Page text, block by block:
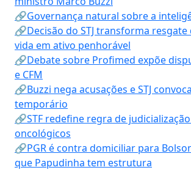
🔗Governança natural sobre a
🔗Decisão do STJ transforma
vida em ativo penhorável
🔗Debate sobre Profimed expõe
e CFM
🔗Buzzi nega acusações e STJ
temporário
🔗STF redefine regra de
oncológicos
🔗PGR é contra domiciliar para
que Papudinha tem estrutura